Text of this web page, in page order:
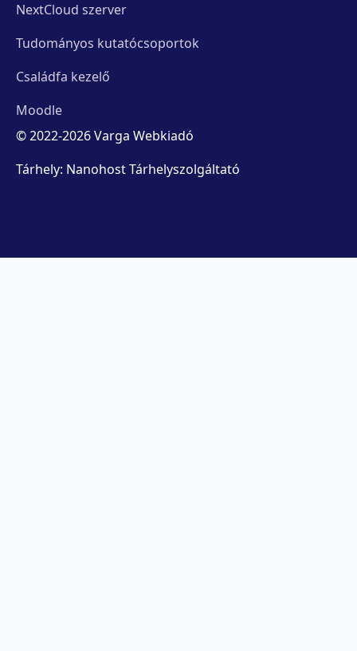
NextCloud szerver
Tudományos kutatócsoportok
Családfa kezelő
Moodle
© 2022-2026 Varga Webkiadó
Tárhely: Nanohost Tárhelyszolgáltató